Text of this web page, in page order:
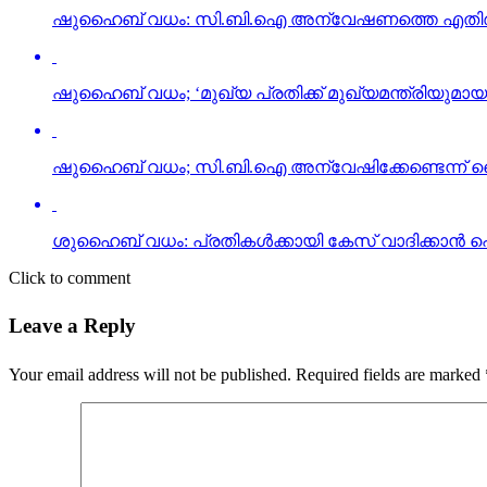
ഷുഹൈബ് വധം: സി.ബി.ഐ അന്വേഷണത്തെ
ഷുഹൈബ് വധം; ‘മുഖ്യ പ്രതിക്ക്
ഷുഹൈബ് വധം; സി.ബി.ഐ അന്വേഷിക്കേണ്ടെന്ന്
ശുഹൈബ് വധം: പ്രതികള്‍ക്കായി കേസ് വാദിക്കാന്‍
Click to comment
Leave a Reply
Your email address will not be published. Required fields are marked